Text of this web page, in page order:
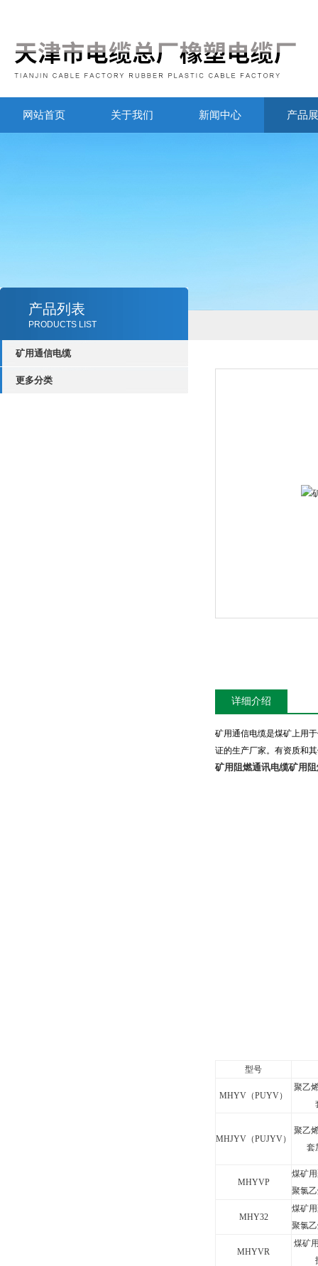
网站首页 关于我们 新闻中心 产品
产品列表
PRODUCTS LIST
矿用通信电缆
更多分类
详细介绍
矿用通信电缆是煤矿上用
证的生产厂家。有资质和
矿用阻燃通讯电缆矿用
型号
MHYV （PUYV）
聚乙
MHJYV （PUJYV）
聚乙
套
MHYVP
煤矿
聚氯
MHY32
煤矿
聚氯
MHYVR
煤矿